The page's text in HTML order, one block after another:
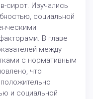
сирот. Изучались
социальной
В главе
между
с нормативным
что
и социальной